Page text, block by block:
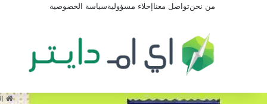
من نحنتواصل معناإخلاء مسؤوليةسياسة الخصوصية